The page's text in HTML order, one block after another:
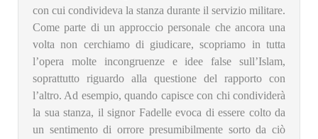
con cui condivideva la stanza durante il servizio militare.
Come parte di un approccio personale che ancora una
volta non cerchiamo di giudicare, scopriamo in tutta
l’opera molte incongruenze e idee false sull’Islam,
soprattutto riguardo alla questione del rapporto con
l’altro. Ad esempio, quando capisce con chi condividerà
la sua stanza, il signor Fadelle evoca di essere colto da
un sentimento di orrore presumibilmente sorto da ciò